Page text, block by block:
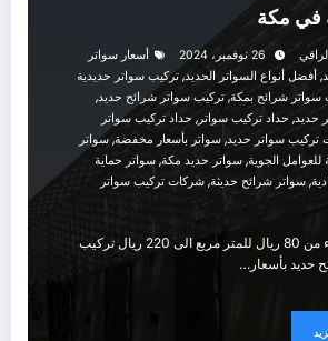
في مكة
26 نوفمبر، 2024
أسعار سواتر
, أفضل أنواع السواتر الحديد, تركيب سواتر حديدية
سواتر شرائح بمكة, تركيب سواتر شرائح حديد,
حديد, حداد تركيب سواتر ,حداد تركيب سواتر
تركيب سواتر حديد, سواتر بأسعار مخفضة, سواتر
للعوامل الجوية,سواتر حديد مكة, سواتر حماية
, سواتر شرائح حديثة, شركات تركيب سواتر
الاسعار تبدء من 80 ريال للمتر مربع الى 220 ريال تركيب
حديد بأسعار…